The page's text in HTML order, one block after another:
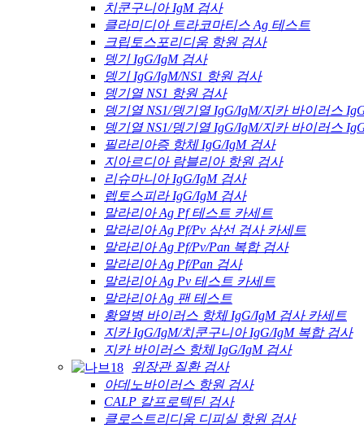
치쿤구니아 IgM 검사
클라미디아 트라코마티스 Ag 테스트
크립토스포리디움 항원 검사
뎅기 IgG/IgM 검사
뎅기 IgG/IgM/NS1 항원 검사
뎅기열 NS1 항원 검사
뎅기열 NS1/뎅기열 IgG/IgM/지카 바이러스
뎅기열 NS1/뎅기열 IgG/IgM/지카 바이러스
필라리아증 항체 IgG/IgM 검사
지아르디아 람블리아 항원 검사
리슈마니아 IgG/IgM 검사
렙토스피라 IgG/IgM 검사
말라리아 Ag Pf 테스트 카세트
말라리아 Ag Pf/Pv 삼선 검사 카세트
말라리아 Ag Pf/Pv/Pan 복합 검사
말라리아 Ag Pf/Pan 검사
말라리아 Ag Pv 테스트 카세트
말라리아 Ag 팬 테스트
황열병 바이러스 항체 IgG/IgM 검사 카세트
지카 IgG/IgM/치쿤구니아 IgG/IgM 복합 검사
지카 바이러스 항체 IgG/IgM 검사
위장관 질환 검사
아데노바이러스 항원 검사
CALP 칼프로텍틴 검사
클로스트리디움 디피실 항원 검사